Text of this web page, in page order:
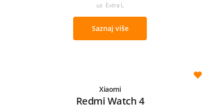
uz Extra L
Saznaj više
Xiaomi
Redmi Watch 4